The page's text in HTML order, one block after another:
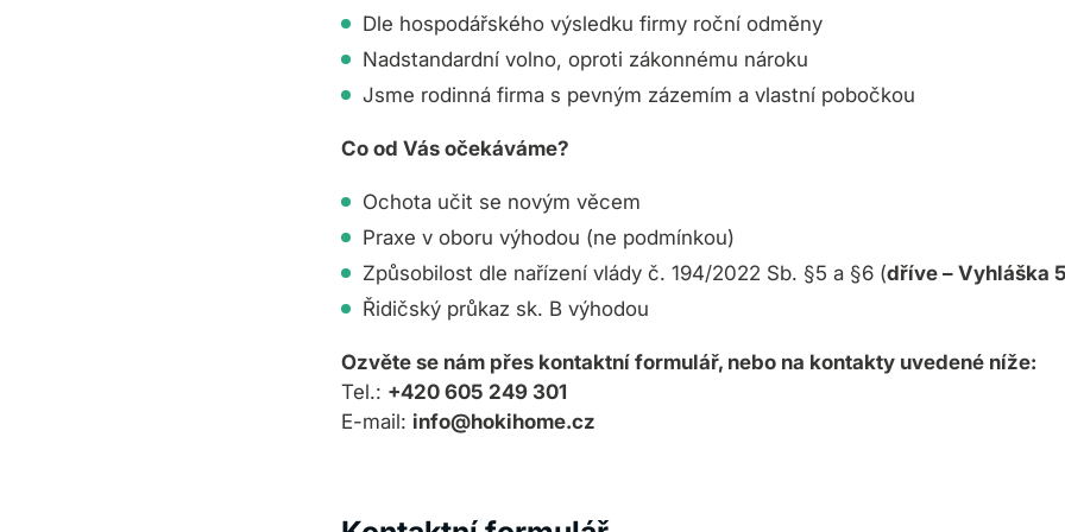
Dle hospodářského výsledku firmy roční odměny
Nadstandardní volno, oproti zákonnému nároku
Jsme rodinná firma s pevným zázemím a vlastní pobočkou
Co od Vás očekáváme?
Ochota učit se novým věcem
Praxe v oboru výhodou (ne podmínkou)
Způsobilost dle nařízení vlády č. 194/2022 Sb. §5 a §6 (dříve – Vyhláška
Řidičský průkaz sk. B výhodou
Ozvěte se nám přes kontaktní formulář, nebo na kontakty uvedené níže:
Tel.: +420 605 249 301
E-mail: info@hokihome.cz